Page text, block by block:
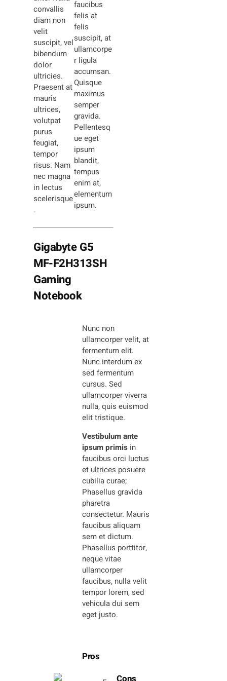
convallis
diam non
velit
suscipit, vel
bibendum
dolor
ultricies.
Praesent at
mauris
ultrices,
volutpat
purus
feugiat,
tempor
risus. Nam
nec magna
in lectus
scelerisque
.
faucibus
felis at
felis
suscipit, at
ullamcorpe
r ligula
accumsan.
Quisque
maximus
semper
gravida.
Pellentesq
ue eget
ipsum
blandit,
tempus
enim at,
elementum
ipsum.
Gigabyte G5
MF-F2H313SH
Gaming
Notebook
Nunc non
ullamcorper velit, at
fermentum elit.
Nunc interdum ex
sed fermentum
cursus. Sed
ullamcorper viverra
nulla, quis euismod
elit tristique.
Vestibulum ante
ipsum primis in
faucibus orci luctus
et ultrices posuere
cubilia curae;
Phasellus gravida
pharetra
consectetur. Mauris
faucibus aliquam
sem et dictum.
Phasellus porttitor,
neque vitae
ullamcorper
faucibus, nulla velit
tempor lorem, sed
vehicula dui sem
eget justo.
Pros